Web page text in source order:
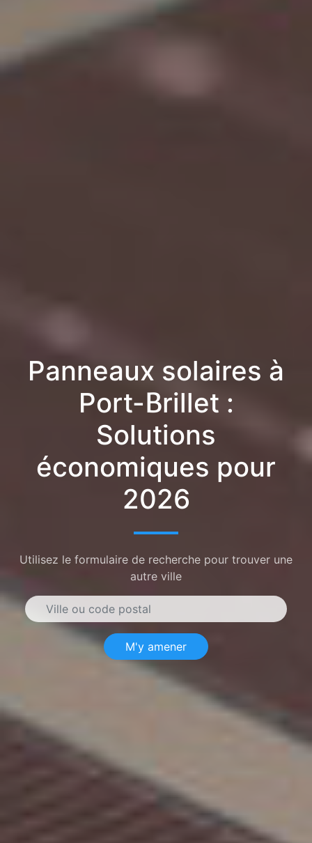
Panneaux solaires à
Port-Brillet :
Solutions
économiques pour
2026
Utilisez le formulaire de recherche pour trouver une
autre ville
M'y amener